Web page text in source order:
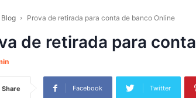
Blog Prova de retirada para conta de banco Online
de retirada para
Share Facebook Twitter